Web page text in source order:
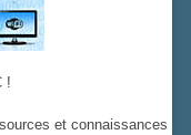
!
et connaissances